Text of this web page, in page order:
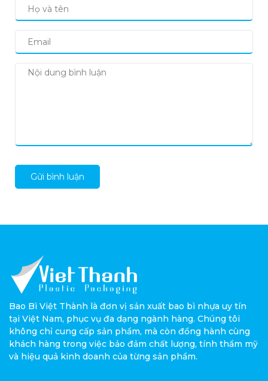
Gửi bình luận
Bao Bì Việt Thành là đơn vị sản xuất bao bì nhựa uy tín
tại Việt Nam, phục vụ đa dạng ngành hàng. Chúng tôi
không chỉ cung cấp sản phẩm, mà còn đồng hành cùng
khách hàng trong việc bảo đảm chất lượng, tính thẩm mỹ
và hiệu quả kinh doanh của từng sản phẩm.